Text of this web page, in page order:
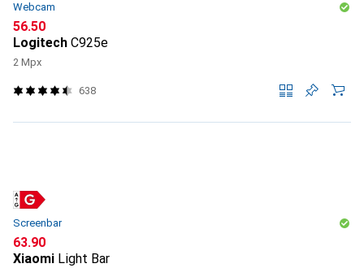
Webcam
CHF
56.50
Logitech C925e
2 Mpx
638
Screenbar
CHF
63.90
Xiaomi Light Bar